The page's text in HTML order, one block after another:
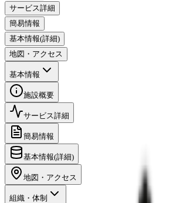
サービス詳細
簡易情報
基本情報(詳細)
地図・アクセス
基本情報
施設概要
サービス詳細
簡易情報
基本情報(詳細)
地図・アクセス
組織・体制